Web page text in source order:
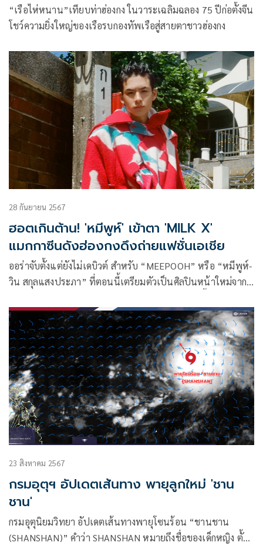
“เรือไห่หนาน”เทียบท่าฮ่องกง ในวาระเฉลิมฉลอง 75 ปีก่อตั้งจีน
โชว์ความยิ่งใหญ่ของเรือรบกองทัพเรือสู่สายตาชาวฮ่องกง
28 กันยายน 2567
ฮอตเกินต้าน! 'หมีพูห์' เข้าตา 'MILK X'
แมกกาซีนดังฮ่องกงดึงถ่ายแฟชั่นเอเชีย
ออร่าจับตั้งแต่ยังไม่เดบิวต์ สำหรับ “MEEPOOH” หรือ “หมีพูห์-
วิน สกุลแสงประภา” ที่ตอนนี้เตรียมตัวเป็นศิลปินหน้าใหม่จาก
ตอบรับเป็นอย่างดีจากผลงาน Pre-Debut โปรเจกต์ WhiteFox
Playlist ที่ปล่อยออกมาให้ได้ชมกันไปไม่นาน
23 สิงหาคม 2567
กรมอุตุฯ อัปเดตเส้นทาง พายุลูกใหม่ 'ชาน
ชาน'
กรมอุตุนิยมวิทยา อัปเดตเส้นทางพายุโซนร้อน “ชานชาน
(SHANSHAN)” คำว่า SHANSHAN หมายถึงชื่อของเด็กหญิง ตั้ง